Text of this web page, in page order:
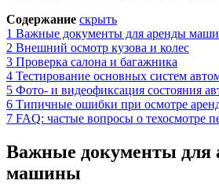
Содержание скрыть
1 Важные документы для аренды
2 Внешний осмотр кузова и колес
3 Проверка салона и багажника
4 Тестирование основных систем
5 Фото- и видеофиксация состояния
6 Типичные ошибки при осмотре
7 FAQ: частые вопросы о техосмотре
Важные документы для
машины